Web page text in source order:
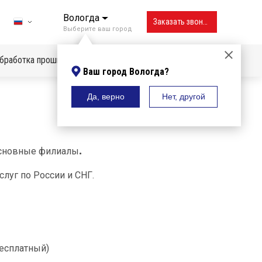
Вологда
Выберите ваш город
Ваш город Вологда?
Да, верно Нет, другой
Владивосток
Екатеринбург
прошивок
филиалы.
по России и СНГ.